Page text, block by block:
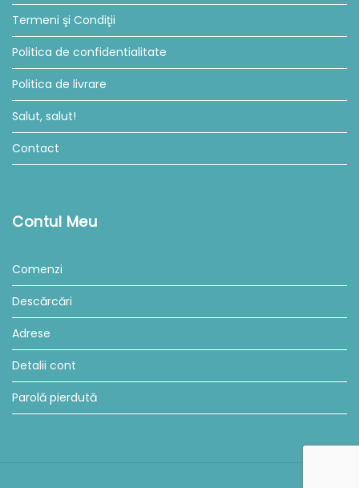
Termeni şi Condiţii
Politica de confidentialitate
Politica de livrare
Salut, salut!
Contact
Contul Meu
Comenzi
Descărcări
Adrese
Detalii cont
Parolă pierdută